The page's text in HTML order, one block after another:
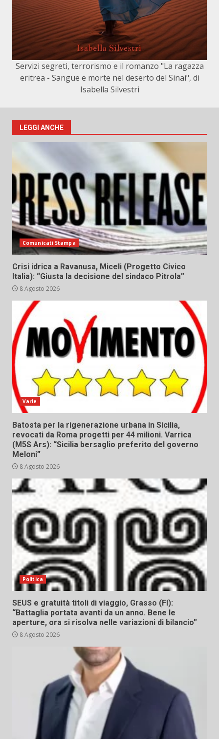
Servizi segreti, terrorismo e il romanzo "La ragazza
eritrea - Sangue e morte nel deserto del Sinai", di
Isabella Silvestri
LEGGI ANCHE
Comunicati Stampa
Crisi idrica a Ravanusa, Miceli (Progetto Civico
Italia): “Giusta la decisione del sindaco Pitrola”
8 Agosto 2026
Varie
Batosta per la rigenerazione urbana in Sicilia,
revocati da Roma progetti per 44 milioni. Varrica
(M5S Ars): “Sicilia bersaglio preferito del governo
Meloni”
8 Agosto 2026
Politica
SEUS e gratuità titoli di viaggio, Grasso (FI):
“Battaglia portata avanti da un anno. Bene le
aperture, ora si risolva nelle variazioni di bilancio”
8 Agosto 2026